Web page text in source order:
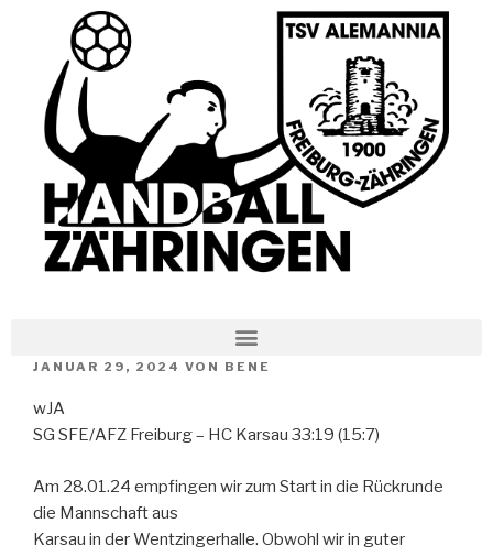
JANUAR 29, 2024 VON BENE
wJA
SG SFE/AFZ Freiburg – HC Karsau 33:19 (15:7)
Am 28.01.24 empfingen wir zum Start in die Rückrunde
die Mannschaft aus
Karsau in der Wentzingerhalle. Obwohl wir in guter